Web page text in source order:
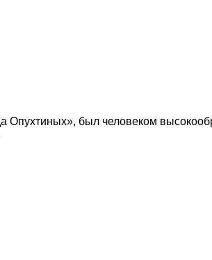
Опухтиных», был человеком